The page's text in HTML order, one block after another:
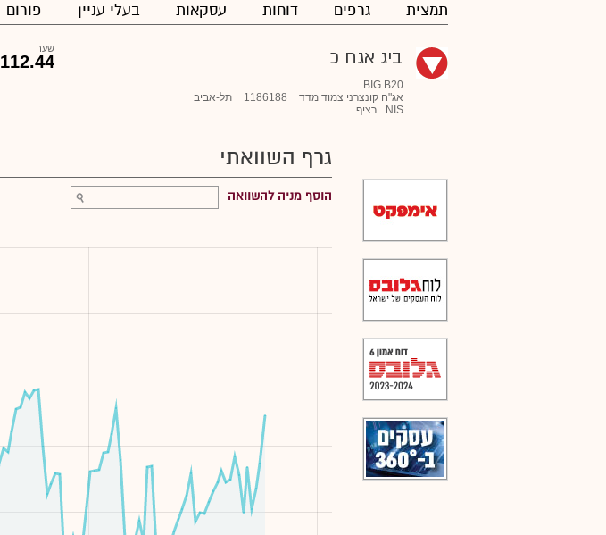
תמצית גרפים דוחות עסקאות בעלי עניין פורום
ביג אגח כ
BIG B20
אג"ח קונצרני צמוד מדד
1186188
תל-אביב
NIS
רציף
שער
112.44
גרף השוואתי
הוסף מניה להשוואה